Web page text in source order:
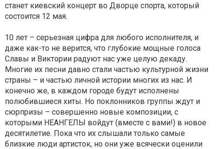
станет киевский концерт во Дворце спорта, который
состоится 12 мая.
10 лет – серьезная цифра для любого исполнителя, и
даже как-то не верится, что глубокие мощные голоса
Славы и Виктории радуют нас уже целую декаду.
Многие их песни давно стали частью культурной жизни
страны – и частью личной истории многих из нас. И
конечно же, в каждом городе будут исполнены
полюбившиеся хиты. Но поклонников группы ждут и
сюрпризы – совершенно новые композиции, с
которыми НЕАНГЕЛЫ войдут (вместе с вами!) в новое
десятилетие. Пока что их слышали только самые
близкие люди артисток, но они уже всячески оценили